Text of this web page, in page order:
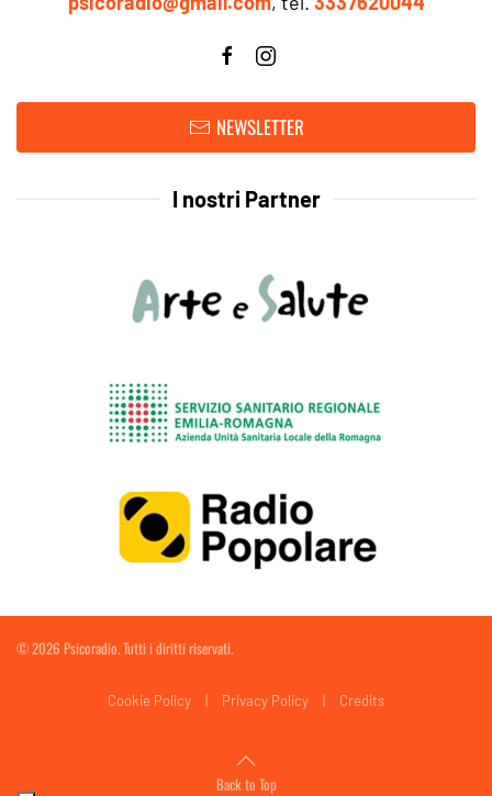
NEWSLETTER
I nostri Partner
©2026 Psicoradio. Tutti i diritti riservati.
Cookie Policy | Privacy Policy | Credits
Back to Top